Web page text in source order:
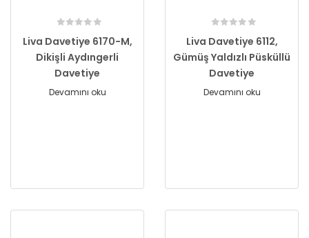
Liva Davetiye 6170-M,
Dikişli Aydıngerli
Davetiye
Devamını oku
Liva Davetiye 6112,
Gümüş Yaldızlı Püsküllü
Davetiye
Devamını oku